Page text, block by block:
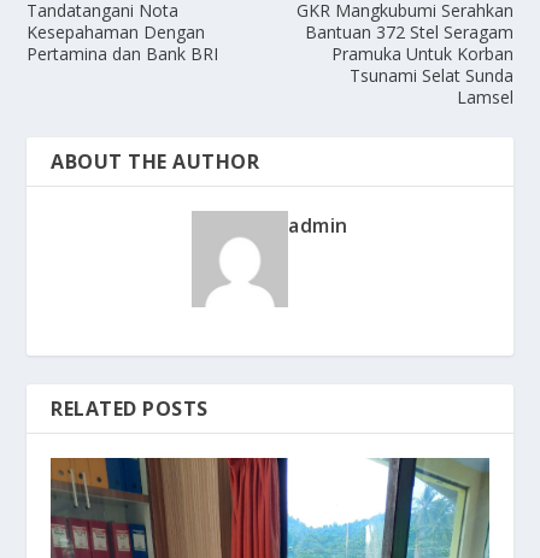
Tandatangani Nota
Kesepahaman Dengan
Pertamina dan Bank BRI
GKR Mangkubumi Serahkan
Bantuan 372 Stel Seragam
Pramuka Untuk Korban
Tsunami Selat Sunda
Lamsel
ABOUT THE AUTHOR
admin
RELATED POSTS